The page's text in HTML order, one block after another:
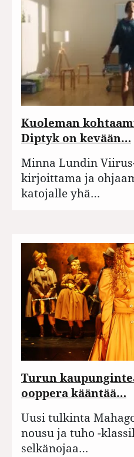
Kuoleman
Diptyk on kevään…
Minna Lundin
kirjoittama ja
katojalle yhä…
Turun
ooppera kääntää…
Uusi tulkinta
nousu ja tuho -
selkänojaa…